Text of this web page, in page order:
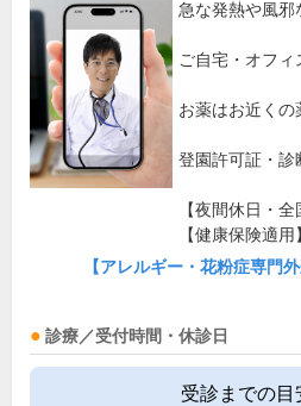
急な発熱や風邪
ご自宅・オフ
お薬はお近くの
登園許可証・診
【夜間休日・全
【健康保険適用】
【アレルギー・花粉症専門
診療／受付時間・休診日
受診までの目